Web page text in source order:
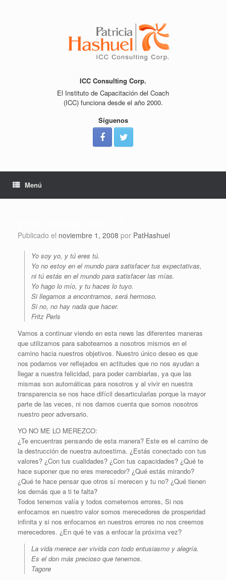
ICC Consulting Corp.
El Instituto de Capacitación del Coach
(ICC) funciona desde el año 2000.
Síguenos
Menú
Publicado el noviembre 1, 2008 por PatHashuel
Yo soy yo, y tú eres tú.
Yo no estoy en el mundo para satisfacer tus expectativas,
ni tú estás en el mundo para satisfacer las mías.
Yo hago lo mío, y tu haces lo tuyo.
Si llegamos a encontrarnos, será hermoso.
Si no, no hay nada que hacer.
Fritz Perls
Vamos a continuar viendo en esta news las diferentes maneras
que utilizamos para sabotearnos a nosotros mismos en el
camino hacia nuestros objetivos. Nuestro único deseo es que
nos podamos ver reflejados en actitudes que no nos ayudan a
llegar a nuestra felicidad, para poder cambiarlas, ya que las
mismas son automáticas para nosotros y al vivir en nuestra
transparencia se nos hace difícil desarticularlas porque la mayor
parte de las veces, ni nos damos cuenta que somos nosotros
nuestro peor adversario.
YO NO ME LO MEREZCO:
¿Te encuentras pensando de esta manera? Este es el camino de
la destrucción de nuestra autoestima. ¿Estás conectado con tus
valores? ¿Con tus cualidades? ¿Con tus capacidades? ¿Qué te
hace suponer que no eres merecedor? ¿Qué estás mirando?
¿Qué te hace pensar que otros sí merecen y tu no? ¿Qué tienen
los demás que a ti te falta?
Todos tenemos valía y todos cometemos errores, Si nos
enfocamos en nuestro valor somos merecedores de prosperidad
infinita y si nos enfocamos en nuestros errores no nos creemos
merecedores. ¿En qué te vas a enfocar la próxima vez?
La vida merece ser vivida con todo entusiasmo y alegría.
Es el don más precioso que tenemos.
Tagore